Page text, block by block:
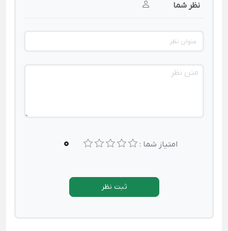
نظر شما
امتیاز شما : 0
ثبت نظر